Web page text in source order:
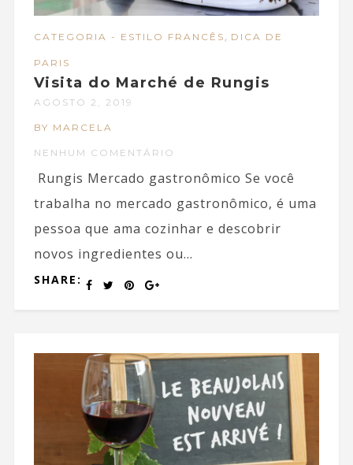
CATEGORIA - ESTILO FRANCÊS DICA DE
PARIS
Visita do Marché de Rungis
AGOSTO 2, 2019
BY MARCELA
NENHUM COMENTÁRIO
Rungis Mercado gastronômico Se você
trabalha no mercado gastronômico, é uma
pessoa que ama cozinhar e descobrir
novos ingredientes ou...
SHARE: